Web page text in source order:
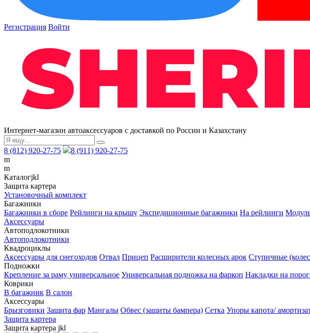
Регистрация Войти
Интернет-магазин автоаксессуаров с доставкой по России и Казахстану
8 (812) 920-27-75
8 (911) 920-27-75
m
m
Каталогjkl
Защита картера
Установочный комплект
Багажники
Багажники в сборе Рейлинги на крышу Экспедиционные багажники На рейлинги
Аксессуары
Автоподлокотники
Автоподлокотники
Квадроциклы
Аксессуары для снегоходов Отвал Прицеп Расширители колесных арок Ступичные
Подножки
Крепление за раму универсальное Универсальная подножка на фаркоп Накладки на
Коврики
В багажник В салон
Аксессуары
Брызговики Защита фар Мангалы Обвес (защиты бампера) Сетка Упоры капота/
Защита картера
Защита картера jkl